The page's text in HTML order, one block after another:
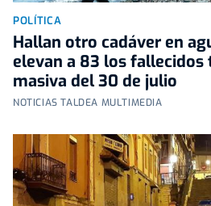
POLÍTICA
Hallan otro cadáver en
elevan a 83 los fallecidos
masiva del 30 de julio
NOTICIAS TALDEA MULTIMEDIA